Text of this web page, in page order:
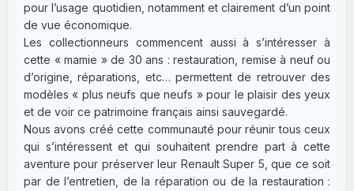
pour l’usage quotidien, notamment et clairement d’un point
de vue économique.
Les collectionneurs commencent aussi à s’intéresser à
cette « mamie » de 30 ans : restauration, remise à neuf ou
d’origine, réparations, etc… permettent de retrouver des
modèles « plus neufs que neufs » pour le plaisir des yeux
et de voir ce patrimoine français ainsi sauvegardé.
Nous avons créé cette communauté pour réunir tous ceux
qui s’intéressent et qui souhaitent prendre part à cette
aventure pour préserver leur Renault Super 5, que ce soit
par de l’entretien, de la réparation ou de la restauration :